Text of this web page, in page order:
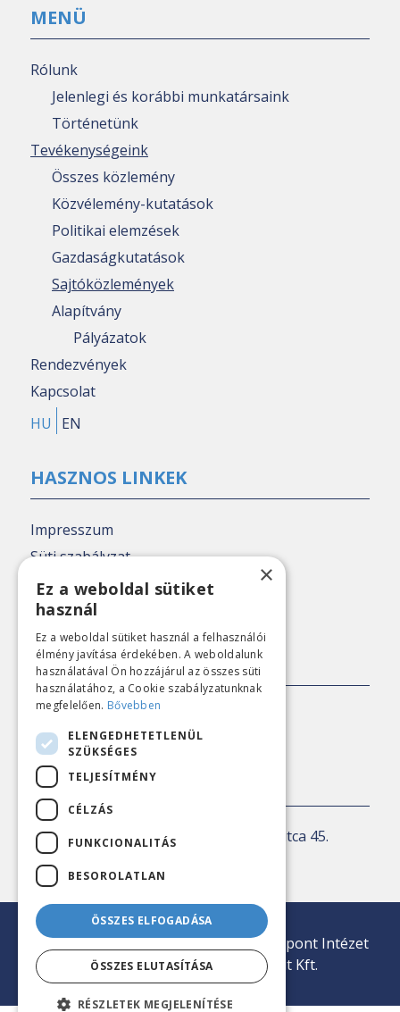
MENÜ
Rólunk
Jelenlegi és korábbi munkatársaink
Történetünk
Tevékenységeink
Összes közlemény
Közvélemény-kutatások
Politikai elemzések
Gazdaságkutatások
Sajtóközlemények
Alapítvány
Pályázatok
Rendezvények
Kapcsolat
HU
EN
HASZNOS LINKEK
Impresszum
Süti szabályzat
Adatkezelési tájékoztató
Nézőpont archív
SAJTÓKAPCSOLAT
E-mail: sajto@nezopont.hu
KAPCSOLAT
Levelezési cím:1143 Budapest, Ilka utca 45.
E-mail:iroda@nezopont.hu
© 2026 Minden jog fenntartva | Nézőpont Intézet
Közvélemény-kutató Nonprofit Kft.
×
Ez a weboldal sütiket
használ
Ez a weboldal sütiket használ a felhasználói
élmény javítása érdekében. A weboldalunk
használatával Ön hozzájárul az összes süti
használatához, a Cookie szabályzatunknak
megfelelően. Bővebben
ELENGEDHETETLENÜL
SZÜKSÉGES
TELJESÍTMÉNY
CÉLZÁS
FUNKCIONALITÁS
BESOROLATLAN
ÖSSZES ELFOGADÁSA
ÖSSZES ELUTASÍTÁSA
RÉSZLETEK MEGJELENÍTÉSE